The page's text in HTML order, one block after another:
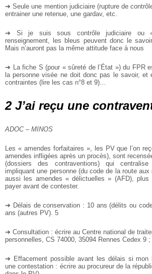
➔ Seule une mention judiciaire (rupture de
entrainer une retenue, une gardav, etc.
➔ Si je suis sous contrôle judiciaire ou
renseignement, les bleus peuvent donc le
Mais n’auront pas la même attitude face à nous
➔ La fiche S (pour « sûreté de l’État ») du FPR
la personne visée ne doit donc pas le savoir, et
contraintes (lire les cas n°8 et 9)…
2 J’ai reçu une
ADOC – MINOS
Les « amendes forfaitaires », les PV que l’on
amendes infligées après un procès), sont
(dossiers des contraventions) qui
impliquant une personne (du code de la route
aussi les amendes « délictuelles » (AFD), plus
payer avant de contester.
➔ Délais de conservation : 10 ans (délits ou
ans (autres PV). 5
➔ Consultation : écrire au Centre national de
personnelles, CS 74000, 35094 Rennes Cedex 9 ;
➔ Effacement possible avant les délais si mon
une contestation : écrire au procureur de la